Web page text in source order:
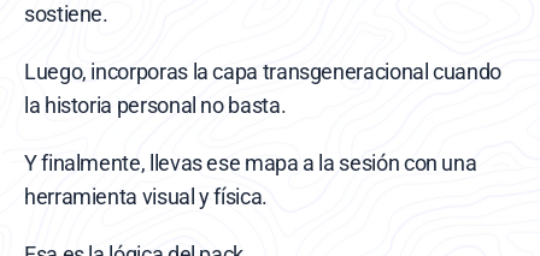
sostiene.
Luego, incorporas la capa transgeneracional cuando
la historia personal no basta.
Y finalmente, llevas ese mapa a la sesión con una
herramienta visual y física.